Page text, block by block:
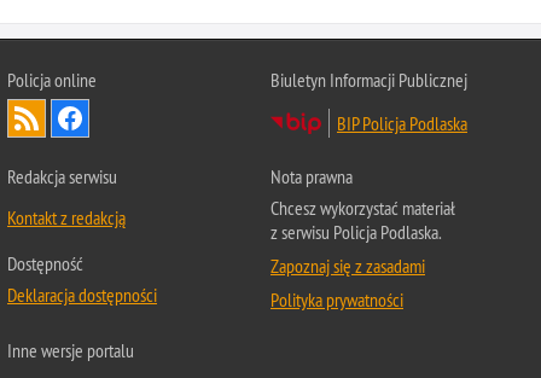
Policja online
Biuletyn Informacji Publicznej
BIP Policja Podlaska
Redakcja serwisu
Kontakt z redakcją
Dostępność
Deklaracja dostępności
Nota prawna
Chcesz wykorzystać materiał
z serwisu Policja Podlaska.
Zapoznaj się z zasadami
Polityka prywatności
Inne wersje portalu